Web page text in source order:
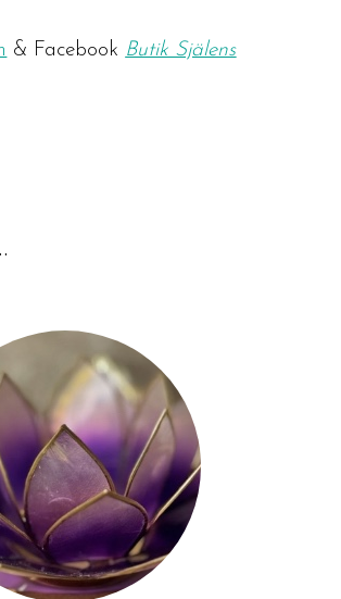
& Facebook Butik Själens